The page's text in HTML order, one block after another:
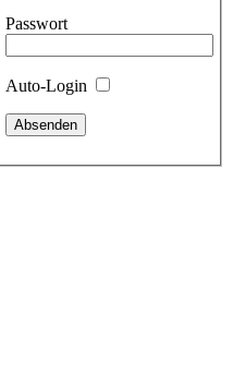
Passwort
Auto-Login